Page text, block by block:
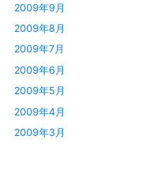
2009年9月
2009年8月
2009年7月
2009年6月
2009年5月
2009年4月
2009年3月